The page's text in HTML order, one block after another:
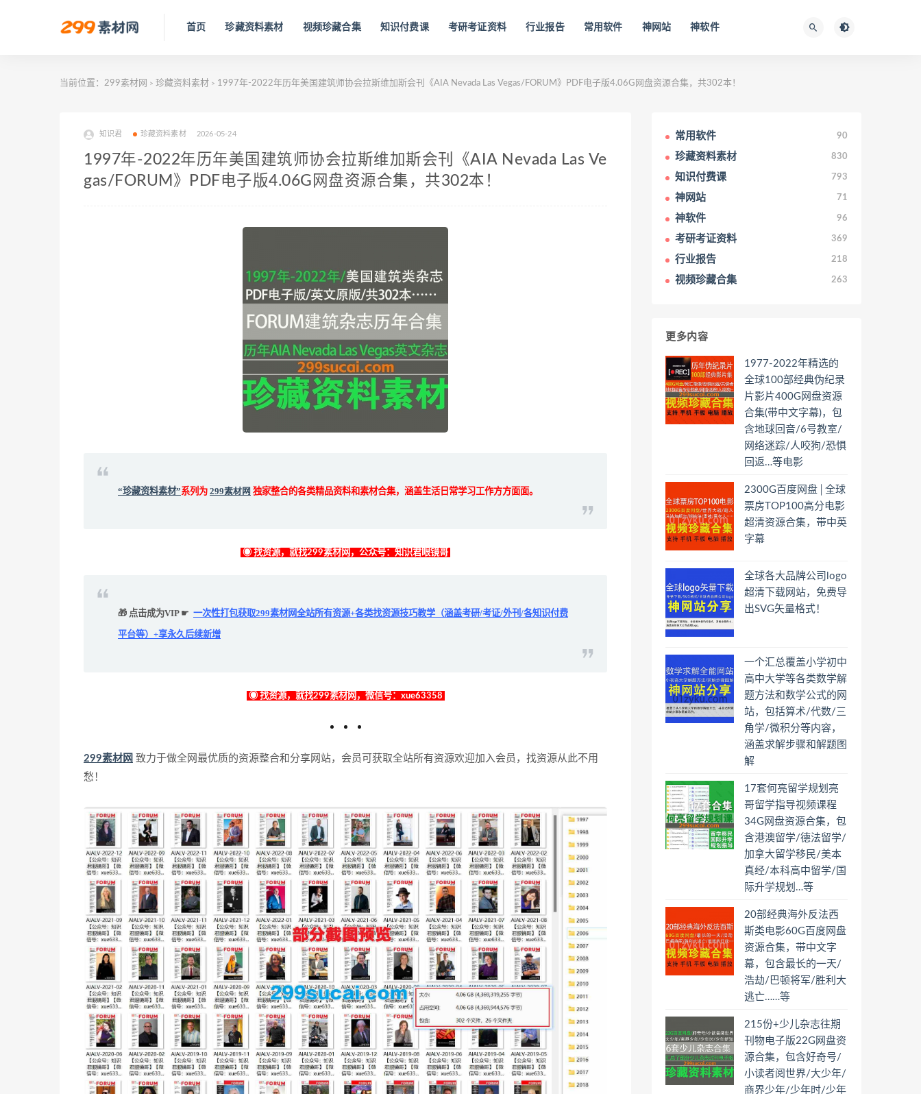
首页 珍藏资料素材 视频珍藏合集 知识付费课 考研考证资料 行业报告 常用软件 神网站 神软件
当前位置： 299素材网 > 珍藏资料素材 > 1997年-2022年历年美国建筑师协会拉斯维加斯会刊《AIA Nevada Las Vegas/FORUM》PDF电子版4.06G网盘资源合集，共302本！
知识君 珍藏资料素材 2026-05-24
1997年-2022年历年美国建筑师协会拉斯维加斯会刊《AIA Nevada Las Ve
gas/FORUM》PDF电子版4.06G网盘资源合集，共302本！
“珍藏资料素材”系列为 299素材网 独家整合的各类精品资料和素材合集，涵盖生活日常学习工作方方面面。
◉ 找资源，就找299素材网，公众号：知识君眼镜哥
🎁 点击成为VIP ☛ 一次性打包获取299素材网全站所有资源+各类找资源技巧教学（涵盖考研/考证/外刊/各知识付费
平台等）+享永久后续新增
◉ 找资源，就找299素材网，微信号：xue63358
299素材网 致力于做全网最优质的资源整合和分享网站，会员可获取全站所有资源欢迎加入会员，找资源从此不用
愁！
常用软件 90
珍藏资料素材 830
知识付费课 793
神网站 71
神软件 96
考研考证资料 369
行业报告 218
视频珍藏合集 263
更多内容
1977-2022年精选的
全球100部经典伪纪录
片影片400G网盘资源
合集(带中文字幕)，包
含地球回音/6号教室/
网络迷踪/人咬狗/恐惧
回返…等电影
2300G百度网盘│全球
票房TOP100高分电影
超清资源合集，带中英
字幕
全球各大品牌公司logo
超清下载网站，免费导
出SVG矢量格式！
一个汇总覆盖小学初中
高中大学等各类数学解
题方法和数学公式的网
站，包括算术/代数/三
角学/微积分等内容，
涵盖求解步骤和解题图
解
17套何亮留学规划亮
哥留学指导视频课程
34G网盘资源合集，包
含港澳留学/德法留学/
加拿大留学移民/美本
真经/本科高中留学/国
际升学规划…等
20部经典海外反法西
斯类电影60G百度网盘
资源合集，带中文字
幕，包含最长的一天/
浩劫/巴顿将军/胜利大
逃亡……等
215份+少儿杂志往期
刊物电子版22G网盘资
源合集，包含好奇号/
小读者阅世界/大少年/
商界少年/少年时/少年